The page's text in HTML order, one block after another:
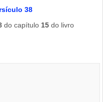
38
do capítulo 15 do livro